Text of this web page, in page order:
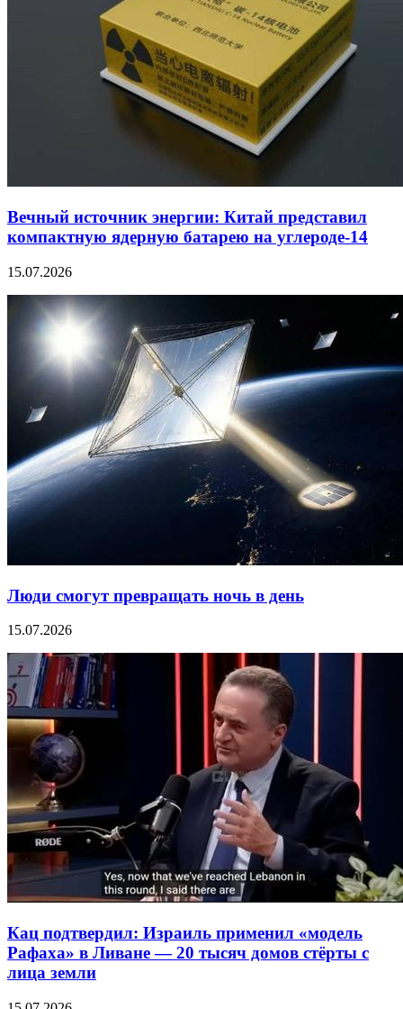
Вечный источник энергии: Китай представил
компактную ядерную батарею на углероде-14
15.07.2026
Люди смогут превращать ночь в день
15.07.2026
Кац подтвердил: Израиль применил «модель
Рафаха» в Ливане — 20 тысяч домов стёрты с
лица земли